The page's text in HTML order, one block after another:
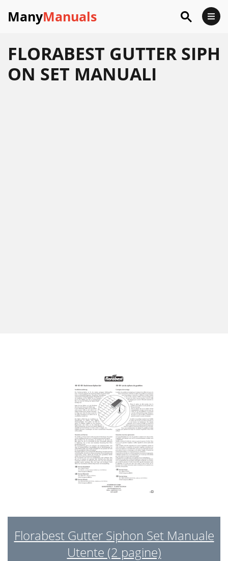
ManyManuals
FLORABEST GUTTER SIPH
ON SET MANUALI
Florabest Gutter Siphon Set Manuale
Utente (2 pagine)